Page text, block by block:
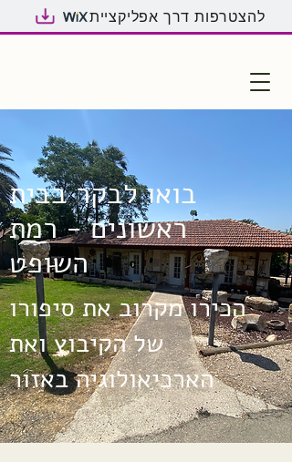
להצטרפות דרך אפליקציית
בואו לבקר בבית
ראשונים - רמת
השופט
הכירו מקרוב את סיפורו
של הקיבוץ ואת
הארכיאולוגיה באזור